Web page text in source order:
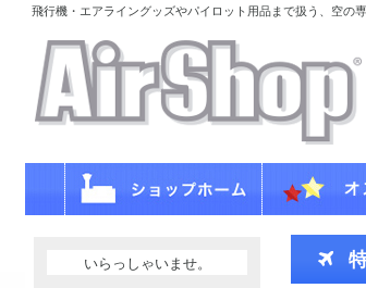
飛行機・エアライングッズやパイロット用品まで扱う、空の専
いらっしゃいませ。